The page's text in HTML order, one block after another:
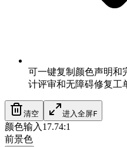
可一键复制颜色声明和
计评审和无障碍修复工
清空 进入全屏F
颜色输入 17.74:1
前景色